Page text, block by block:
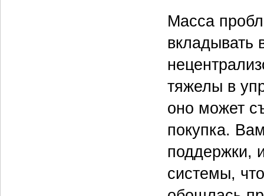
Масса
вкладывать
тяжелы в
оно может
покупка.
поддержки,
системы,